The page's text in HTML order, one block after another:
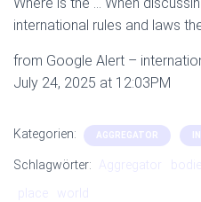
international rules and laws
from Google Alert –
July 24, 2025 at 12:03PM
Kategorien: AGGREGATOR
Schlagwörter: Aggregator
place